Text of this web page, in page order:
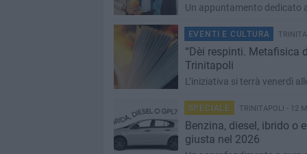
Un appuntamento dedicato
EVENTI E CULTURA
“Dèi respinti. Metafisica
Trinitapoli
L’iniziativa si terrà venerdì
SPECIALE TRINITAPOLI - 12
Benzina, diesel, ibrido o
giusta nel 2026